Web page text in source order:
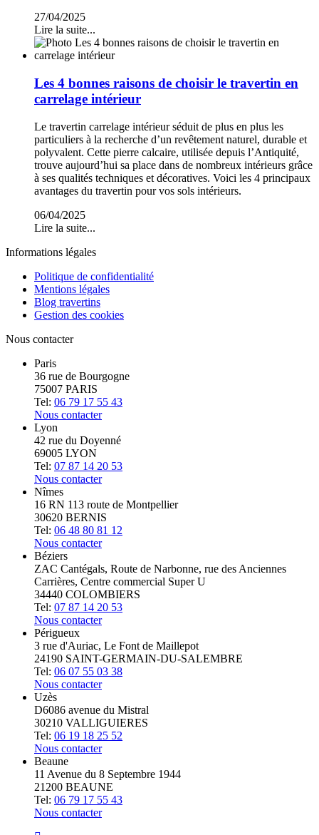
27/04/2025
Lire la suite...
Les 4 bonnes raisons de choisir le travertin en
carrelage intérieur
Le travertin carrelage intérieur séduit de plus en plus les
particuliers à la recherche d’un revêtement naturel, durable et
polyvalent. Cette pierre calcaire, utilisée depuis l’Antiquité,
trouve aujourd’hui sa place dans de nombreux intérieurs grâce
à ses qualités techniques et décoratives. Voici les 4 principaux
avantages du travertin pour vos sols intérieurs.
06/04/2025
Lire la suite...
Informations légales
Politique de confidentialité
Mentions légales
Blog travertins
Gestion des cookies
Nous contacter
Paris
36 rue de Bourgogne
75007 PARIS
Tel: 06 79 17 55 43
Nous contacter
Lyon
42 rue du Doyenné
69005 LYON
Tel: 07 87 14 20 53
Nous contacter
Nîmes
16 RN 113 route de Montpellier
30620 BERNIS
Tel: 06 48 80 81 12
Nous contacter
Béziers
ZAC Cantégals, Route de Narbonne, rue des Anciennes
Carrières, Centre commercial Super U
34440 COLOMBIERS
Tel: 07 87 14 20 53
Nous contacter
Périgueux
3 rue d'Auriac, Le Font de Maillepot
24190 SAINT-GERMAIN-DU-SALEMBRE
Tel: 06 07 55 03 38
Nous contacter
Uzès
D6086 avenue du Mistral
30210 VALLIGUIERES
Tel: 06 19 18 25 52
Nous contacter
Beaune
11 Avenue du 8 Septembre 1944
21200 BEAUNE
Tel: 06 79 17 55 43
Nous contacter